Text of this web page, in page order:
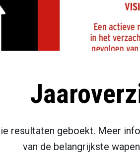
resultaten geboekt. Meer
van de belangrijkste